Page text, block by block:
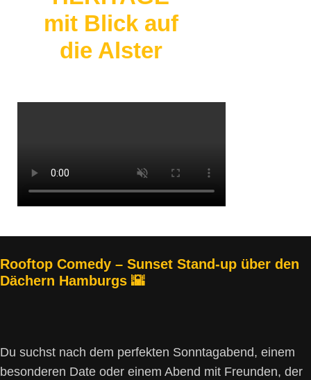
mit Blick auf
die Alster
Rooftop Comedy – Sunset Stand-up über den
Dächern Hamburgs 🌇
Du suchst nach dem perfekten Sonntagabend, einem
besonderen Date oder einem Abend mit Freunden, der